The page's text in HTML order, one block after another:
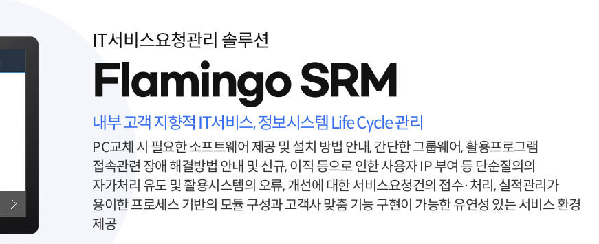
IT서비스요청관리 솔루션
Flamingo SRM
내부 고객 지향적 IT서비스, 정보시스템 Life Cycle 관리
PC교체 시 필요한 소프트웨어 제공 및 설치 방법 안내, 간단한 그룹웨어, 활용프로그램
접속관련 장애 해결방법 안내 및 신규, 이직 등으로 인한 사용자 IP 부여 등 단순질의의
자가처리 유도 및 활용시스템의 오류, 개선에 대한 서비스요청건의 접수·처리, 실적관리가
용이한 프로세스 기반의 모듈 구성과 고객사 맞춤 기능 구현이 가능한 유연성 있는 서비스 환경
제공